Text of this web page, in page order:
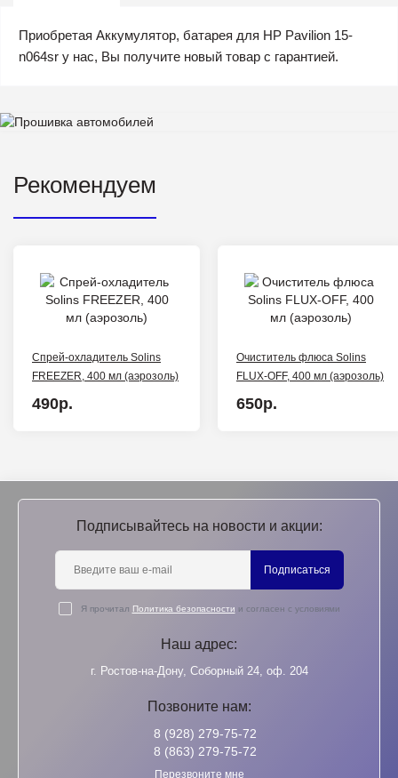
Приобретая Аккумулятор, батарея для HP Pavilion 15-
n064sr у нас, Вы получите новый товар с гарантией.
Рекомендуем
Спрей-охладитель Solins
FREEZER, 400 мл (аэрозоль)
490р.
Очиститель флюса Solins
FLUX-OFF, 400 мл (аэрозоль)
650р.
Подписывайтесь на новости и акции:
Подписаться
Я прочитал Политика безопасности и согласен с условиями
Наш адрес:
г. Ростов-на-Дону, Соборный 24, оф. 204
Позвоните нам:
8 (928) 279-75-72
8 (863) 279-75-72
Перезвоните мне